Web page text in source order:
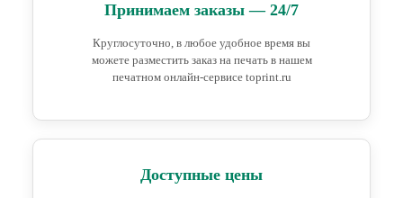
Принимаем заказы — 24/7
Круглосуточно, в любое удобное время вы
можете разместить заказ на печать в нашем
печатном онлайн-сервисе toprint.ru
Доступные цены